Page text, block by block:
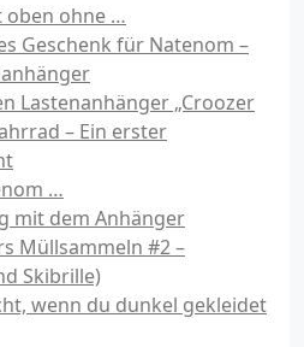
oben ohne …
Geschenk für Natenom –
Lastenanhänger „Croozer
– Ein erster
…
mit dem Anhänger
Müllsammeln #2 –
Skibrille)
wenn du dunkel gekleidet